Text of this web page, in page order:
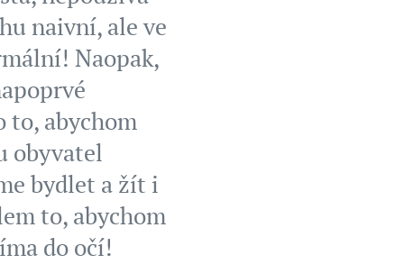
naivní, ale ve
Naopak,
to, abychom
obyvatel
bydlet a žít i
to, abychom
do očí!